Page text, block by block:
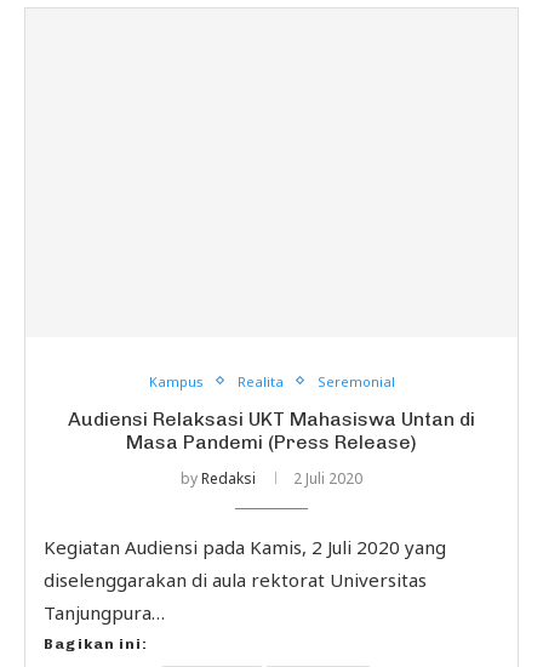
Kampus Realita Seremonial
Audiensi Relaksasi UKT Mahasiswa Untan di
Masa Pandemi (Press Release)
byRedaksi 2 Juli 2020
Kegiatan Audiensi pada Kamis, 2 Juli 2020 yang
diselenggarakan di aula rektorat Universitas
Tanjungpura…
Bagikan ini: